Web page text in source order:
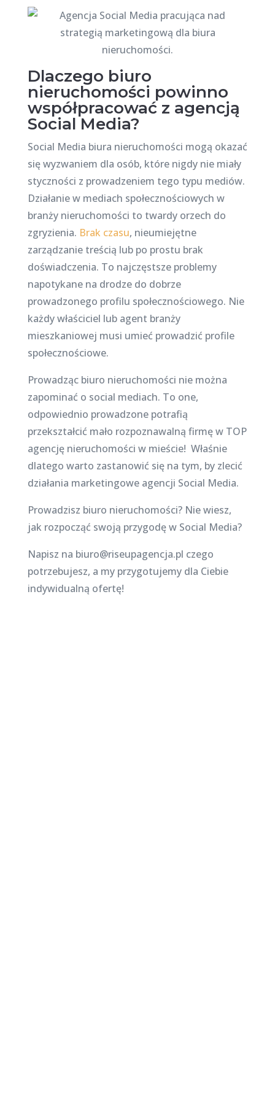
Dlaczego biuro
nieruchomości powinno
współpracować z agencją
Social Media?
Social Media biura nieruchomości mogą okazać
się wyzwaniem dla osób, które nigdy nie miały
styczności z prowadzeniem tego typu mediów.
Działanie w mediach społecznościowych w
branży nieruchomości to twardy orzech do
zgryzienia. Brak czasu, nieumiejętne
zarządzanie treścią lub po prostu brak
doświadczenia. To najczęstsze problemy
napotykane na drodze do dobrze
prowadzonego profilu społecznościowego. Nie
każdy właściciel lub agent branży
mieszkaniowej musi umieć prowadzić profile
społecznościowe.
Prowadząc biuro nieruchomości nie można
zapominać o social mediach. To one,
odpowiednio prowadzone potrafią
przekształcić mało rozpoznawalną firmę w TOP
agencję nieruchomości w mieście! Właśnie
dlatego warto zastanowić się na tym, by zlecić
działania marketingowe agencji Social Media.
Prowadzisz biuro nieruchomości? Nie wiesz,
jak rozpocząć swoją przygodę w Social Media?
Napisz na biuro@riseupagencja.pl czego
potrzebujesz, a my przygotujemy dla Ciebie
indywidualną ofertę!